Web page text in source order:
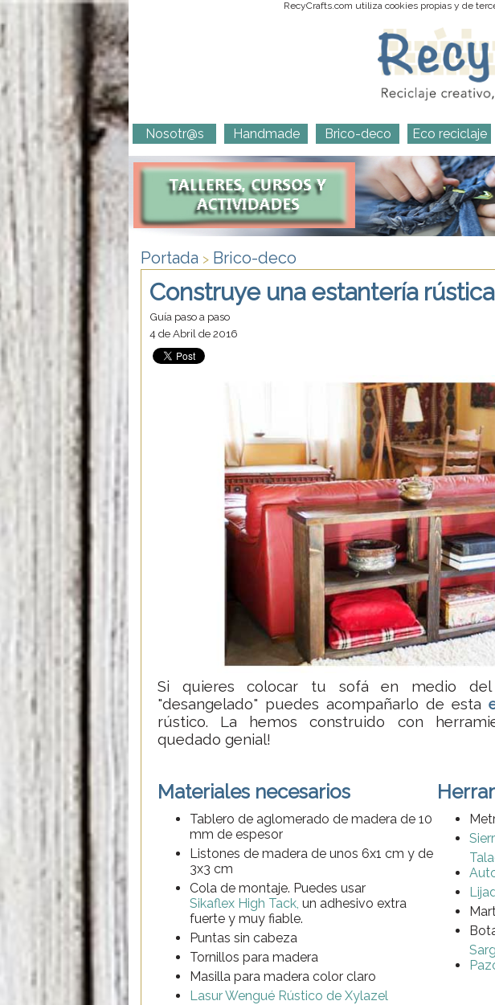
RecyCrafts.com utiliza cookies propias y de
Nosotr@s Handmade Brico-deco Eco reciclaje
Portada > Brico-deco
Construye una estantería
Guía paso a paso
4 de Abril de 2016
Si quieres colocar tu sofá en medio
"desangelado" puedes acompañarlo de esta
rústico. La hemos construido con
quedado genial!
Materiales necesarios
Tablero de aglomerado de madera de 10
mm de espesor
Listones de madera de unos 6x1 cm y de
3x3 cm
Cola de montaje. Puedes usar
Sikaflex High Tack, un adhesivo extra
fuerte y muy fiable.
Puntas sin cabeza
Tornillos para madera
Masilla para madera color claro
Lasur Wengué Rústico de Xylazel